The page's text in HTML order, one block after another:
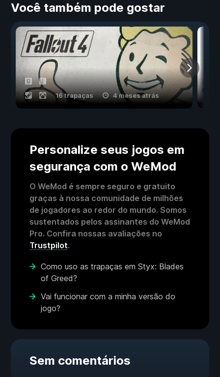
Você também pode gostar
16 trapaças 4 meses atrás
Personalize seus jogos em
segurança com o WeMod
O WeMod é sempre seguro e gratuito
graças à nossa comunidade de milhões
de jogadores ao redor do mundo. Somos
sustentados pelos assinantes do WeMod
Pro. Confira nossas avaliações no
Trustpilot.
Como uso as trapaças em Styx: Blades
of Greed?
Vai funcionar com a minha versão do
jogo?
Sem comentários